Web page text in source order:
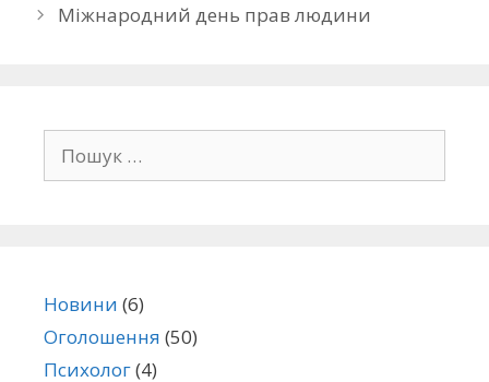
Міжнародний день прав людини
Новини (6)
Оголошення (50)
Психолог(4)